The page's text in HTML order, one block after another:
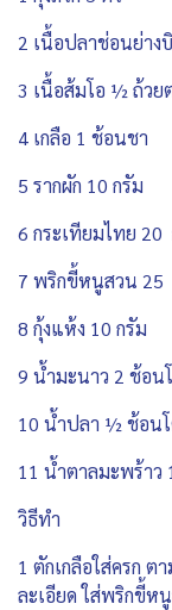
2 เนื้อปลาช่อนย่าง
3 เนื้อส้มโอ ½ ถ้วย
4 เกลือ 1 ช้อนชา
5 รากผัก 10 กรัม
6 กระเทียมไทย 20
7 พริกขี้หนูสวน 25
8 กุ้งแห้ง 10 กรัม
9 น้ำมะนาว 2 ช้อน
10 น้ำปลา ½ ช้อน
11 น้ำตาลมะพร้าว
วิธีทำ
1 ตักเกลือใส่ครก ต
ละเอียด ใส่พริกขี้ห